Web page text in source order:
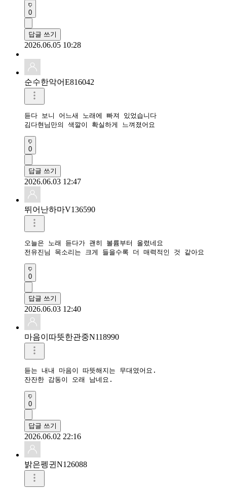
0
답글 쓰기
2026.06.05 10:28
순수한악어E816042
듣다 보니 어느새 노래에 빠져 있었습니다
김다현님만의 색깔이 확실하게 느껴졌어요
0
답글 쓰기
2026.06.03 12:47
뛰어난하마V136590
오늘은 노래 듣다가 괜히 볼륨부터 올렸네요
전유진님 목소리는 크게 들을수록 더 매력적인 것 같아요
0
답글 쓰기
2026.06.03 12:40
마음이따뜻한관중N118990
듣는 내내 마음이 따뜻해지는 무대였어요.
잔잔한 감동이 오래 남네요.
0
답글 쓰기
2026.06.02 22:16
밝은펭귄N126088